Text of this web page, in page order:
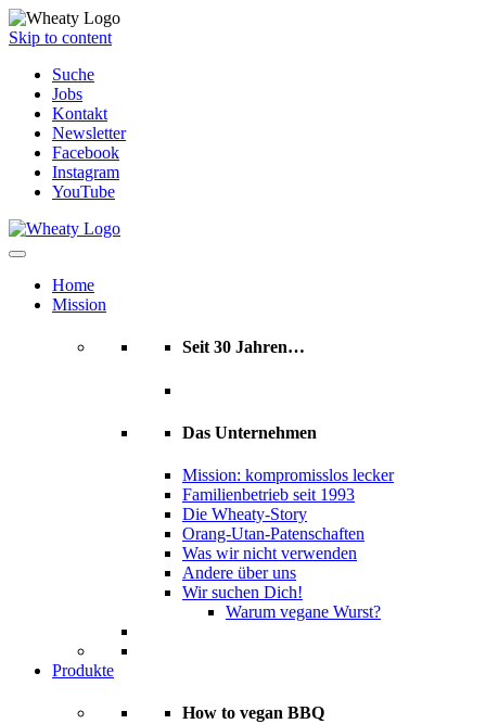
Skip to content
Suche
Jobs
Kontakt
Newsletter
Facebook
Instagram
YouTube
Home
Mission
Seit 30 Jahren…
Das Unternehmen
Mission: kompromisslos lecker
Familienbetrieb seit 1993
Die Wheaty-Story
Orang-Utan-Patenschaften
Was wir nicht verwenden
Andere über uns
Wir suchen Dich!
Warum vegane Wurst?
Produkte
How to vegan BBQ